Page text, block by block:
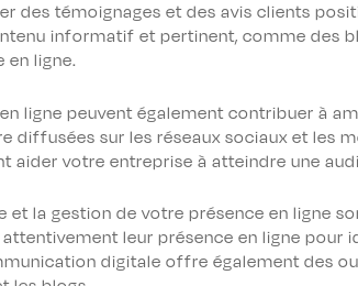
des témoignages et des avis clients
informatif et pertinent, comme des
en ligne.
ligne peuvent également contribuer à
diffusées sur les réseaux sociaux et les
aider votre entreprise à atteindre une
et la gestion de votre présence en ligne
leur présence en ligne
digitale offre également des